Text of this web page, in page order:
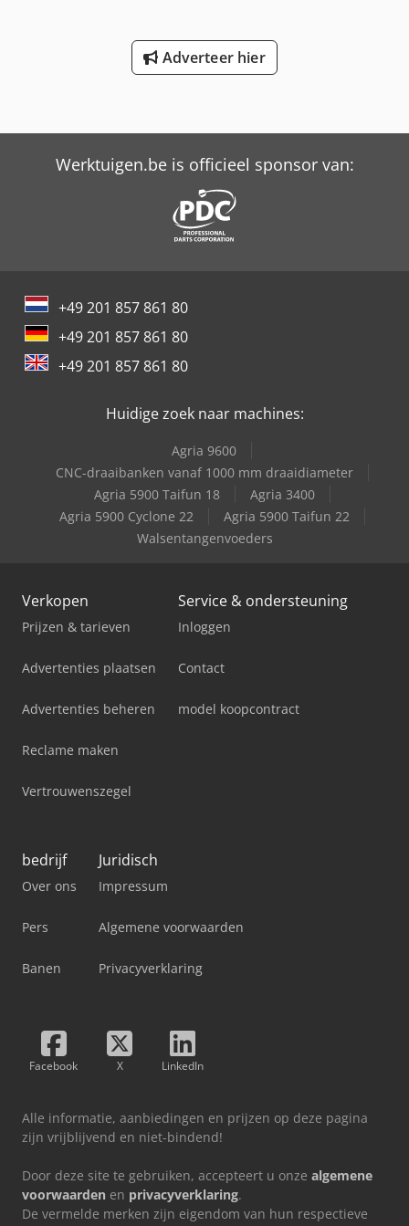
(DROITE) - Gereedschap meetsonde: BLUM Z NANO
Adverteer hier
Werktuigen.be is officieel sponsor van:
+49 201 857 861 80
+49 201 857 861 80
+49 201 857 861 80
Huidige zoek naar machines:
Agria 9600
CNC-draaibanken vanaf 1000 mm draaidiameter
Agria 5900 Taifun 18
Agria 3400
Agria 5900 Cyclone 22
Agria 5900 Taifun 22
Walsentangenvoeders
Verkopen
Prijzen & tarieven
Advertenties plaatsen
Advertenties beheren
Reclame maken
Vertrouwenszegel
Service & ondersteuning
Inloggen
Contact
model koopcontract
bedrijf
Over ons
Pers
Banen
Juridisch
Impressum
Algemene voorwaarden
Privacyverklaring
Facebook X LinkedIn
Alle informatie, aanbiedingen en prijzen op deze pagina
zijn vrijblijvend en niet-bindend!
Door deze site te gebruiken, accepteert u onze algemene
voorwaarden en privacyverklaring.
De vermelde merken zijn eigendom van hun respectieve